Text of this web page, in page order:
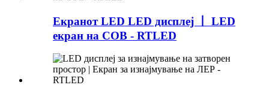
Екранот LED LED дисплеј 丨 LED
екран на COB - RTLED